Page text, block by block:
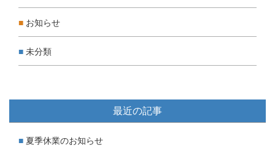
お知らせ
未分類
最近の記事
夏季休業のお知らせ